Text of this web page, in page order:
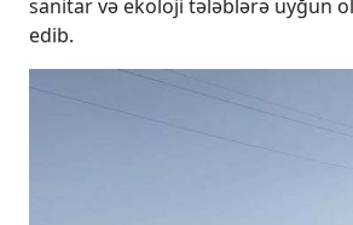
sanitar və ekoloji tələblərə uyğun
edib.